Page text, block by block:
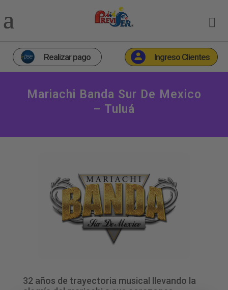
Realizar pago Ingreso Clientes
Mariachi Banda Sur De Mexico
– Tuluá
32 años de trayectoria musical llevando la